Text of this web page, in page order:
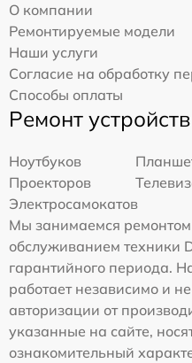
О компании
Ремонтируемые модели
Наши услуги
Согласие на обработку
Способы оплаты
Ремонт устройств
Ноутбуков
Проекторов
Электросамокатов
Мы занимаемся ремонтом
обслуживанием техники
гарантийного периода.
работает независимо и
авторизации от
указанные на сайте,
ознакомительный